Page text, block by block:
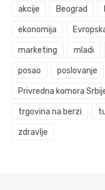
akcije Beograd
ekonomija
marketing mladi
posao poslovanje
Privredna komora
trgovina na berzi
zdravlje